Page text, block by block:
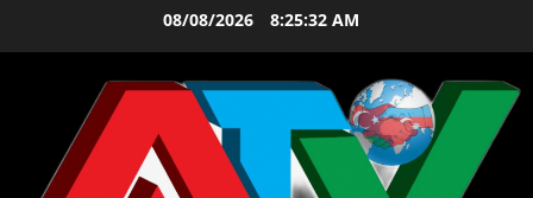
08/08/2026 8:25:33 AM